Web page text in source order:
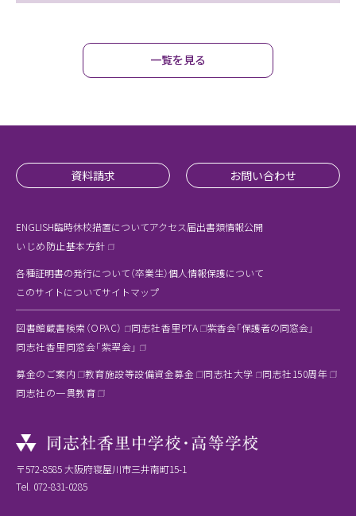
一覧を見る
資料請求 お問い合わせ
〒572-8585 大阪府寝屋川市三井南町15-1
Tel. 072-831-0285
ENGLISH臨時休校措置についてアクセス届出書類情報公開
いじめ防止基本方針
各種証明書の発行について（卒業生）個人情報保護について
このサイトについてサイトマップ
図書館蔵書検索（OPAC） 同志社香里PTA
紫香会「保護者の同窓会」
同志社香里同窓会「紫翠会」
募金のご案内
教育施設等設備資金募金 同志社大学
同志社150周年
同志社の一貫教育